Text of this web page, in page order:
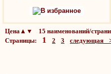
В избранное
Цена▲▼ 15 наименований/
Страницы: 1 2 3 следующая